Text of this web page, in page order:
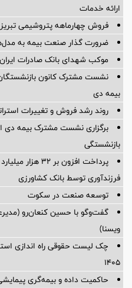
ارائه خدمات
فروش چهارماهه پتروشیمی تبریز از ۱۵ همت
ضرورت گذار صنعت بیمه به
موکب شهدای بانک صادرات
نشست مشترک کانون
بیمه دی
روند رشد فروش و تغییرات
برگزاری نشست مشترک بیمه دی
بازنشستگی
پرداخت افزون
فرزندآوری توسط بانک کشاورزی
توسعه صنعت در سکوت
گفت‌وگو با حسین كنعان‌رو
ویسنا)
چک لیست حقوقی راه اندازی
۱۴۰۵
حاکمیت داده و بیمه‌گری